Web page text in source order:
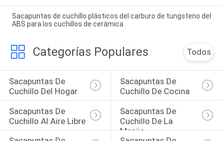
Sacapuntas de cuchillo plásticos del carburo de tungsteno del
ABS para los cuchillos de cerámica
Categorías Populares Todos
Sacapuntas De
Cuchillo Del Hogar
Sacapuntas De
Cuchillo De Cocina
Sacapuntas De
Cuchillo Al Aire Libre
Sacapuntas De
Cuchillo De La
Manija